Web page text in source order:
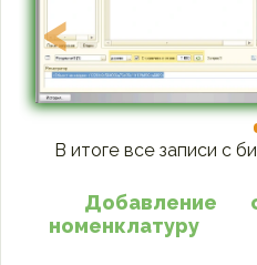
<
В итоге все записи с
номенклатуру